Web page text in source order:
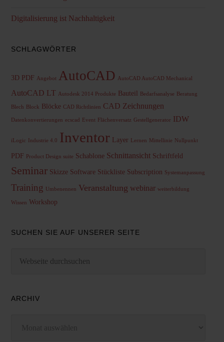
Digitalisierung ist Nachhaltigkeit
SCHLAGWÖRTER
3D PDF Angebot AutoCAD AutoCAD AutoCAD Mechanical
AutoCAD LT Autodesk 2014 Produkte Bauteil Bedarfsanalyse Beratung
Blech Block Blöcke CAD Richtlinien CAD Zeichnungen
Datenkonvertierungen ecscad Event Flächenversatz Gestellgenerator IDW
iLogic Industrie 4.0 Inventor Layer Lernen Mittellinie Nullpunkt
PDF Product Design suite Schablone Schnittansicht Schriftfeld
Seminar Skizze Software Stückliste Subscription Systemanpassung
Training Umbenennen Veranstaltung webinar weiterbildung
Wissen Workshop
SUCHEN SIE AUF UNSERER SEITE
ARCHIV